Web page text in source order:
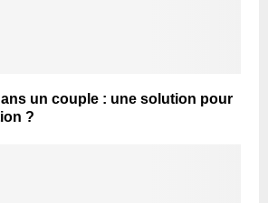
un couple : une solution pour
?